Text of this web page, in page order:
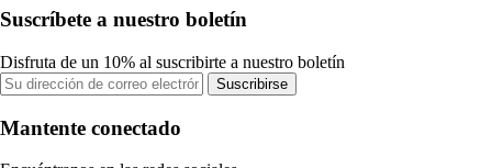
Suscríbete a nuestro boletín
Disfruta de un 10% al suscribirte a nuestro boletín
Suscribirse
Mantente conectado